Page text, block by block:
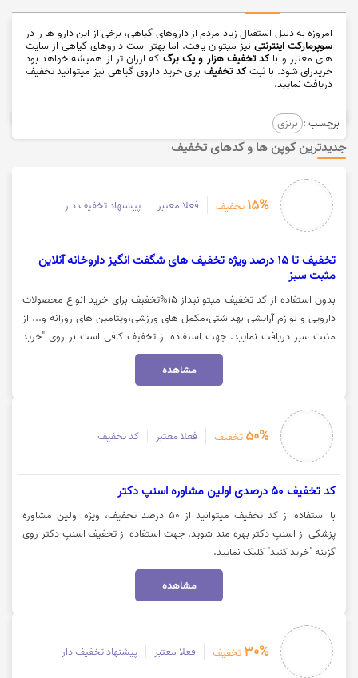
امروزه به دلیل استقبال زیاد مردم از داروهای گیاهی، برخی از این دارو ها را در
سوپرمارکت اینترنتینیز میتوان یافت. اما بهتر است داروهای گیاهی از سایت
های معتبر و با کد تخفیف هزار و یک برگ که ارزان تر از همیشه خواهد بود
خریدرای شود. با ثبت کد تخفیفبرای خرید داروی گیاهی نیز میتوانید تخفیف
دریافت نمایید.
برچسب : برنزی
جدیدترین کوپن ها و کدهای تخفیف
15% تخفیف فعلا معتبر پیشنهاد تخفیف دار
تخفیف تا 15 درصد ویژه تخفیف های شگفت انگیز داروخانه آنلاین
مثبت سبز
بدون استفاده از کد تخفیف میتوانیداز 15%تخفیف برای خرید انواع محصولات
دارویی و لوازم آرایشی بهداشتی،مکمل های ورزشی،ویتامین های روزانه و... از
مثبت سبز دریافت نمایید. جهت استفاده از تخفیف کافی است بر روی "خرید
مشاهده
50% تخفیف فعلا معتبر کد تخفیف
کد تخفیف 50 درصدی اولین مشاوره اسنپ دکتر
با استفاده از کد تخفیف میتوانید از 50 درصد تخفیف، ویژه اولین مشاوره
پزشکی از اسنپ دکتر بهره مند شوید. جهت استفاده از تخفیف اسنپ دکتر روی
گزینه "خرید کنید" کلیک نمایید.
مشاهده
30% تخفیف فعلا معتبر پیشنهاد تخفیف دار